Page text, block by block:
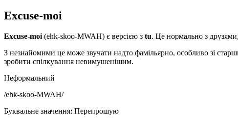
Excuse-moi
Excuse-moi (ehk-skoo-MWAH) є версією з tu. Це нормально з
З незнайомими це може звучати надто фамільярно, особливо зі
зробити спілкування невимушенішим.
Неформальний
/ehk-skoo-MWAH/
Буквальне значення: Перепрошую